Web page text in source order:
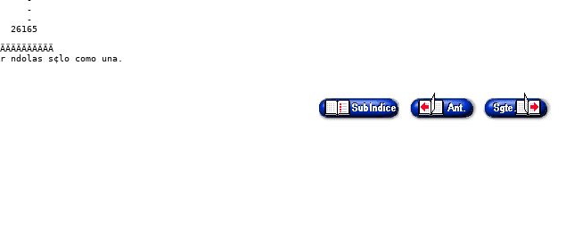
-
-
s¢lo como una.